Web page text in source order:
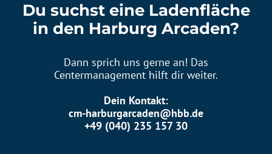
Du suchst eine Ladenfläche
in den Harburg Arcaden?
Dann sprich uns gerne an! Das
Centermanagement hilft dir weiter.
Dein Kontakt:
cm-harburgarcaden@hbb.de
+49 (040) 235 157 30